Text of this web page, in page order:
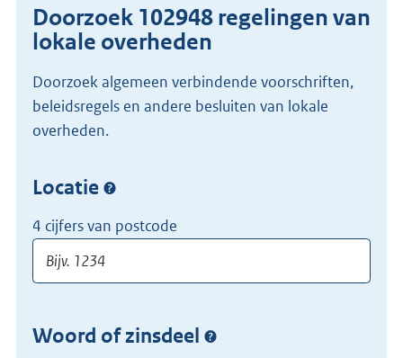
Doorzoek 102948 regelingen van
lokale overheden
Doorzoek algemeen verbindende voorschriften,
beleidsregels en andere besluiten van lokale
overheden.
Locatie
4 cijfers van postcode
Woord of zinsdeel